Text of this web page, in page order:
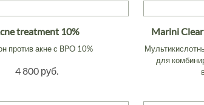
treatment 10%
против акне с BPO 10%
4 800 руб.
Marini
для